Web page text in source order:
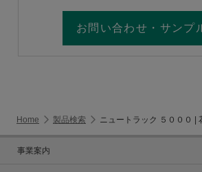
お問い合わせ・サンプ
Home 製品検索 ニュートラック ５０００ |
事業案内